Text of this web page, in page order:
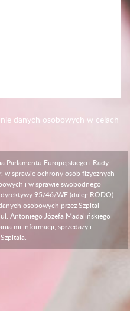
danych osobowych w celach
Parlamentu Europejskiego i Rady
sprawie ochrony osób fizycznych
i w sprawie swobodnego
95/46/WE (dalej: RODO)
osobowych przez Szpital
Antoniego Józefa Madalińskiego
mi informacji, sprzedaży i